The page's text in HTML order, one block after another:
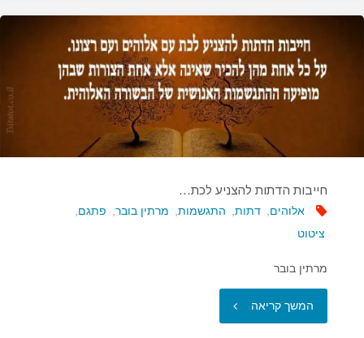
חייבות הדתות להצניע לכת…
אלוהים, דתות, התגשמות, מרתין בובר, פתגם,
ציטוט
מרתין בובר
המשך קריאה "חייבות